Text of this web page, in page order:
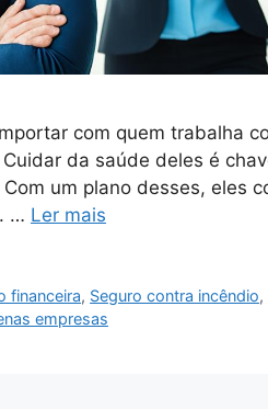
com quem trabalha
da saúde deles é
um plano desses, eles
… Ler mais
financeira, Seguro contra incêndio,
empresas